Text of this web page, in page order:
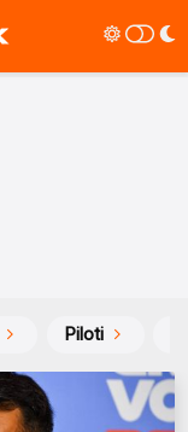
Piloti